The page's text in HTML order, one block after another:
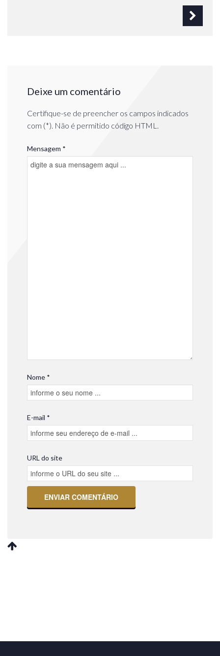
Deixe um comentário
Certifique-se de preencher os campos indicados
com (*). Não é permitido código HTML.
Mensagem *
Nome *
E-mail *
URL do site